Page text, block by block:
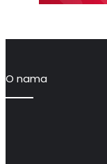
O nama